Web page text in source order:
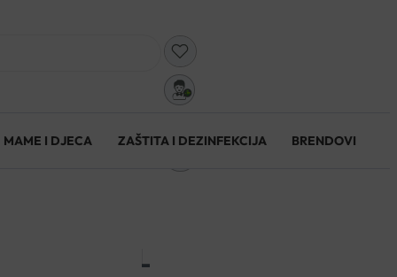
MAME I DJECA ZAŠTITA I DEZINFEKCIJA BRENDOVI
GEL 15ML